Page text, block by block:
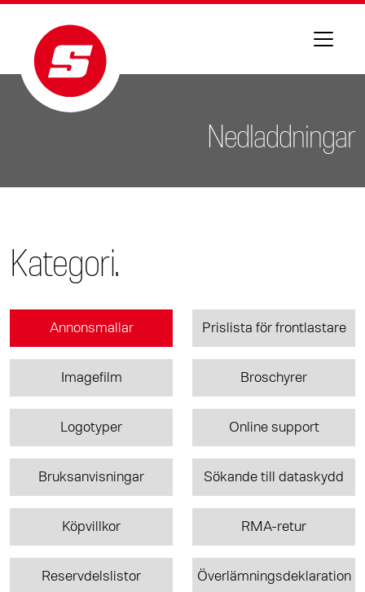
Nedladdningar
Kategori.
Annonsmallar Prislista för frontlastare
Imagefilm Broschyrer
Logotyper Online support
Bruksanvisningar Sökande till dataskydd
Köpvillkor RMA-retur
Reservdelslistor Överlämningsdeklaration